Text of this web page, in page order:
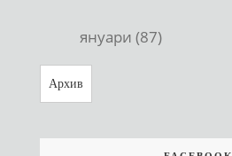
януари (87)
Архив